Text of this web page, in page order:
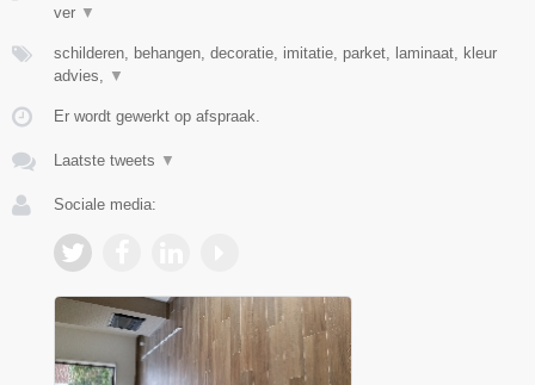
ver ▼
schilderen, behangen, decoratie, imitatie, parket, laminaat, kleur
advies,
▼
Er wordt gewerkt op afspraak.
Laatste tweets ▼
Sociale media: